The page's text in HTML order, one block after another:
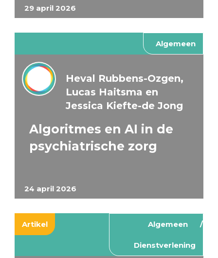
29 april 2026
Algemeen
24 april 2026
Heval Rubbens-Ozgen,
Lucas Haitsma en
Jessica Kiefte-de Jong
Algoritmes en AI in de
psychiatrische zorg
Artikel Algemeen
Dienstverlening